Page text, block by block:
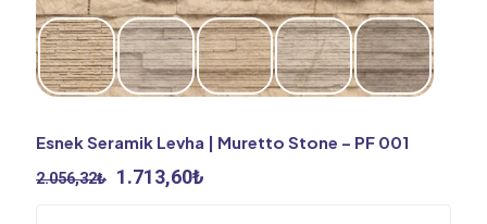
Esnek Seramik Levha | Muretto Stone – PF 001
2.056,32₺ Orijinal
1.713,60₺